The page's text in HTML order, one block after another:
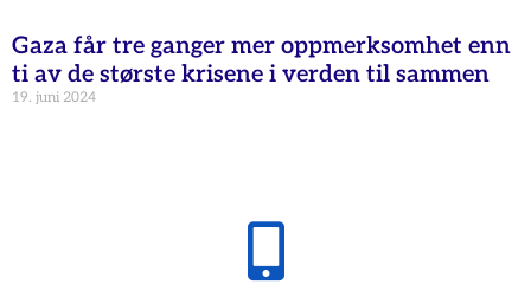
Gaza får tre ganger mer oppmerksomhet enn
ti av de største krisene i verden til sammen
19. juni 2024